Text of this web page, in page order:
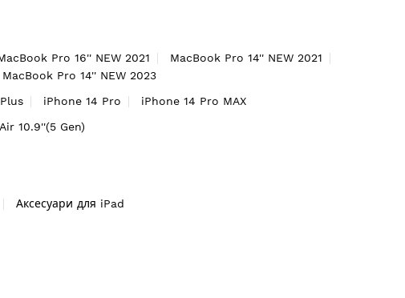
Pro 16'' NEW 2021
MacBook Pro 14'' NEW 2021
MacBook Pro 14'' NEW 2023
iPhone 14 Pro
iPhone 14 Pro MAX
10.9''(5 Gen)
Аксесуари для iPad